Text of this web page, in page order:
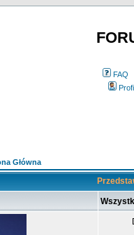
FAQ
Główna